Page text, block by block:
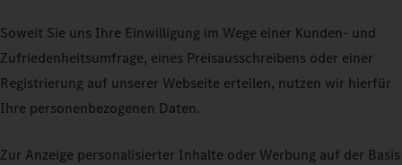
Soweit Sie uns Ihre Einwilligung im Wege einer Kunden- und
Zufriedenheitsumfrage, eines Preisausschreibens oder einer
Registrierung auf unserer Webseite erteilen, nutzen wir hierfür
Ihre personenbezogenen Daten.
Zur Anzeige personalisierter Inhalte oder Werbung auf der Basis